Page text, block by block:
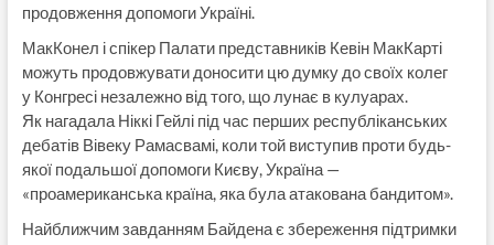
продовження допомоги Україні.
МакКонел і спікер Палати представників Кевін МакКарті
можуть продовжувати доносити цю думку до своїх колег
у Конгресі незалежно від того, що лунає в кулуарах.
Як нагадала Ніккі Гейлі під час перших республіканських
дебатів Вівеку Рамасвамі, коли той виступив проти будь-
якої подальшої допомоги Києву, Україна —
«проамериканська країна, яка була атакована бандитом».
Найближчим завданням Байдена є збереження підтримки